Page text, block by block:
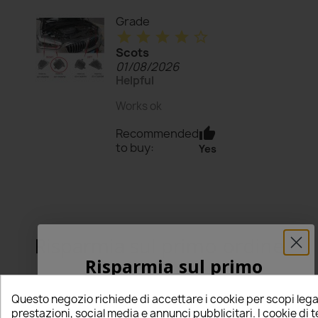
Grade
star star star star star_border
Scots
01/08/2026
Helpful
Works ok
Recommended
to buy:
thumb_up
Yes
Risparmia sul primo ordine
5% PER TE!
Questo negozio richiede di accettare i cookie per scopi
prestazioni, social media e annunci pubblicitari. I cookie di
Risparmia sul primo